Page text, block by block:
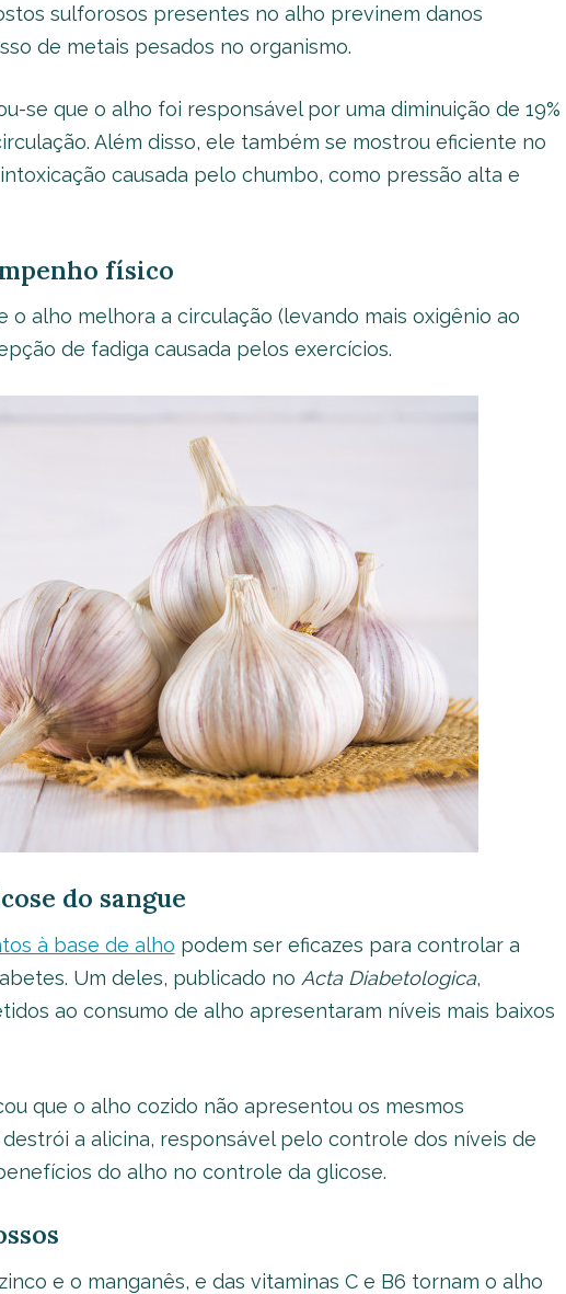
sulforosos presentes no alho previnem danos
de metais pesados no organismo.
se que o alho foi responsável por uma diminuição de 19%
Além disso, ele também se mostrou eficiente no
causada pelo chumbo, como pressão alta e
físico
o alho melhora a circulação (levando mais oxigênio ao
de fadiga causada pelos exercícios.
do sangue
à base de alho podem ser eficazes para controlar a
Um deles, publicado no Acta Diabetologica,
ao consumo de alho apresentaram níveis mais baixos
que o alho cozido não apresentou os mesmos
a alicina, responsável pelo controle dos níveis de
do alho no controle da glicose.
e o manganês, e das vitaminas C e B6 tornam o alho